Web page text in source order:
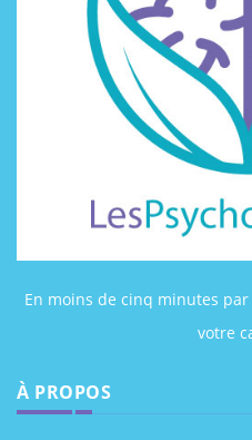
En moins de cinq minutes
votre
À PROPOS